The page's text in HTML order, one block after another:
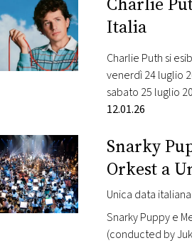
propria autorità di
ricca…
Italia
Charlie Puth si
venerdì 24 luglio
sabato 25 luglio
concerti è
ufficiale L’artista
suo quarto album,
uscita il 6…
12.01.26
Snarky
Orkest a
Unica data italiana
Snarky Puppy e
(conducted by